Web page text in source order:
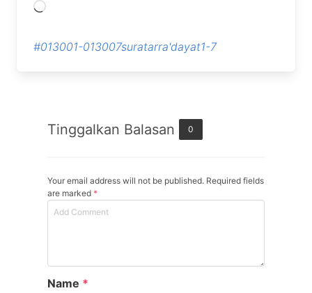
Memuat...
#013001-013007suratarra'dayat1-7
Tinggalkan Balasan 0
Your email address will not be published. Required fields
are marked *
Name *